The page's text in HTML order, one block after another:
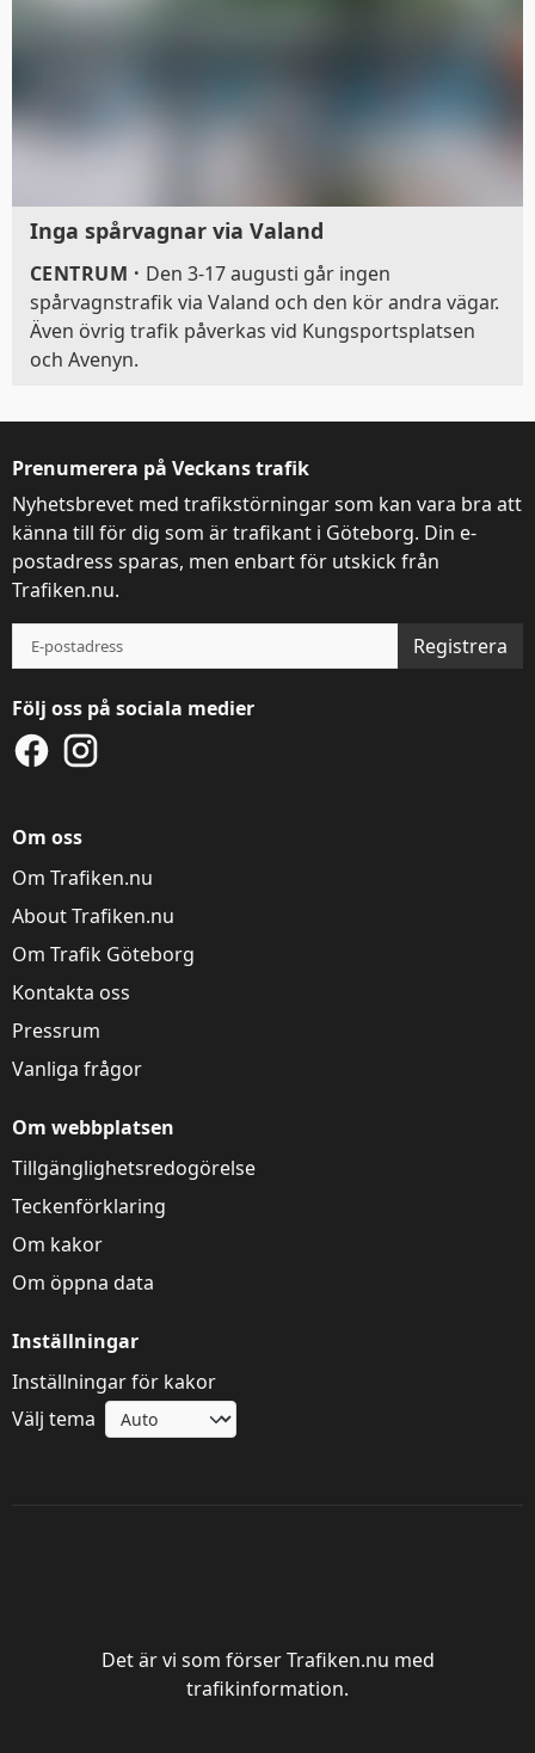
Inga spårvagnar via Valand
CENTRUM · Den 3-17 augusti går ingen
spårvagnstrafik via Valand och den kör andra vägar.
Även övrig trafik påverkas vid Kungsportsplatsen
och Avenyn.
Om oss
Om Trafiken.nu
About Trafiken.nu
Om Trafik Göteborg
Kontakta oss
Pressrum
Vanliga frågor
Om webbplatsen
Tillgänglighetsredogörelse
Teckenförklaring
Om kakor
Om öppna data
Inställningar
Inställningar för kakor
Välj tema
Prenumerera på Veckans trafik
Nyhetsbrevet med trafikstörningar som kan vara bra att
känna till för dig som är trafikant i Göteborg. Din e-
postadress sparas, men enbart för utskick från
Trafiken.nu.
Registrera
Följ oss på sociala medier
Det är vi som förser Trafiken.nu med
trafikinformation.